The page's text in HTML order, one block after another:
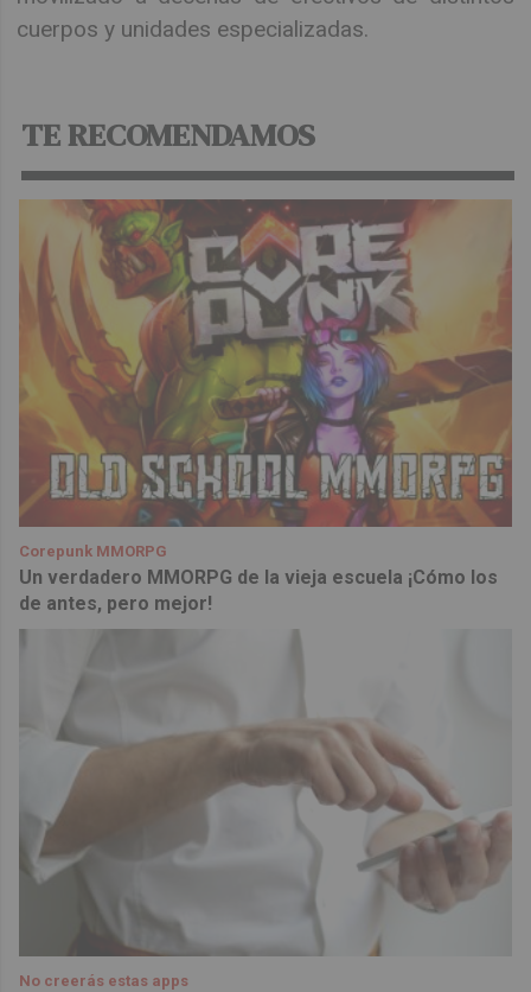
cuerpos y unidades especializadas.
TE RECOMENDAMOS
Corepunk MMORPG
Un verdadero MMORPG de la vieja escuela ¡Cómo los
de antes, pero mejor!
No creerás estas apps